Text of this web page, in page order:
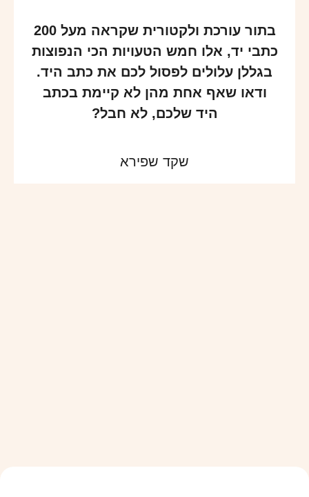
בתור עורכת ולקטורית שקראה מעל 200
כתבי יד, אלו חמש הטעויות הכי הנפוצות
בגללן עלולים לפסול לכם את כתב היד.
ודאו שאף אחת מהן לא קיימת בכתב
היד שלכם, לא חבל?
שקד שפירא